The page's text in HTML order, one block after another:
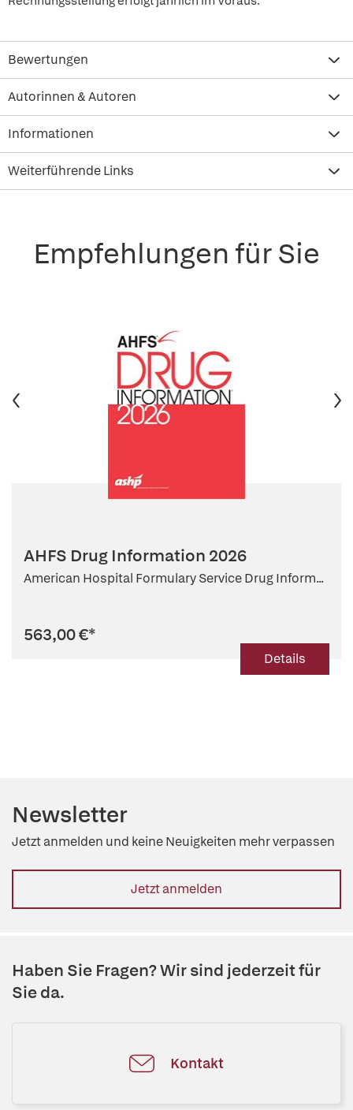
Bewertungen
Autorinnen & Autoren
Informationen
Weiterführende Links
Empfehlungen für Sie
AHFS Drug Information 2026
American Hospital Formulary Service Drug Inform...
563,00 €*
Details
Newsletter
Jetzt anmelden und keine Neuigkeiten mehr verpassen
Jetzt anmelden
Haben Sie Fragen? Wir sind jederzeit für
Sie da.
Kontakt